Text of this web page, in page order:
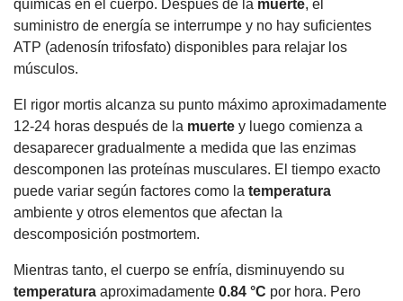
químicas en el cuerpo. Después de la muerte, el
suministro de energía se interrumpe y no hay suficientes
ATP (adenosín trifosfato) disponibles para relajar los
músculos.
El rigor mortis alcanza su punto máximo aproximadamente
12-24 horas después de la muerte y luego comienza a
desaparecer gradualmente a medida que las enzimas
descomponen las proteínas musculares. El tiempo exacto
puede variar según factores como la temperatura
ambiente y otros elementos que afectan la
descomposición postmortem.
Mientras tanto, el cuerpo se enfría, disminuyendo su
temperatura aproximadamente 0.84 °C por hora. Pero